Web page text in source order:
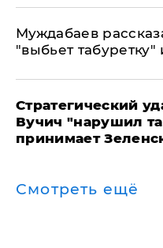
Муждабаев
"выбьет
Стратегический
Вучич "нарушил
принимает
Смотреть ещё